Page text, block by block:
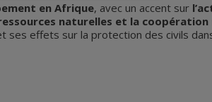
en Afrique, avec un accent sur
naturelles et la coopération
ses effets sur la protection des civils